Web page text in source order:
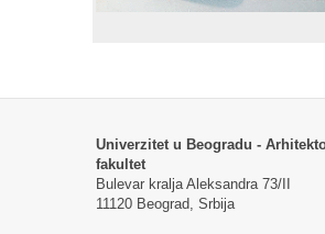
Univerzitet u Beogradu -
fakultet
Bulevar kralja Aleksandra 73/II
11120 Beograd, Srbija